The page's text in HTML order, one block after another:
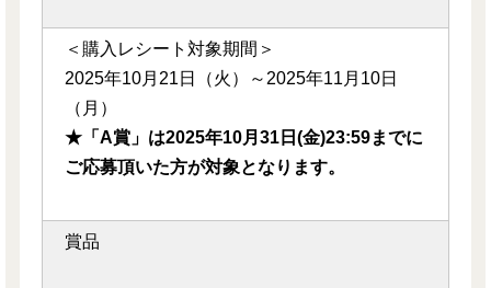
＜購入レシート対象期間＞
2025年10月21日（火）～2025年11月10日
（月）
★「A賞」は2025年10月31日(金)23:59までに
ご応募頂いた方が対象となります。
賞品